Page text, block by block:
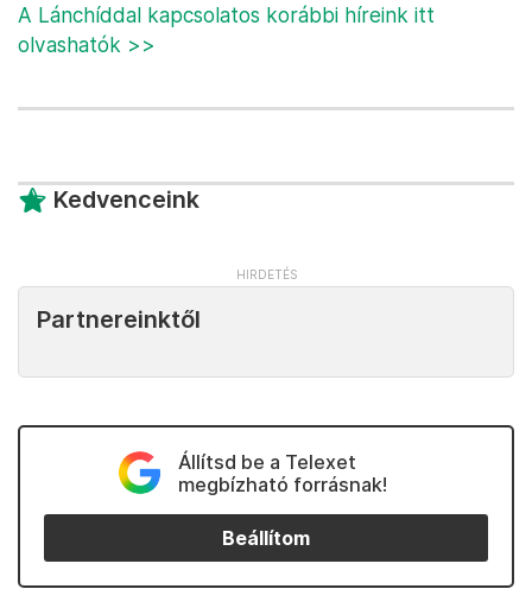
A Lánchíddal kapcsolatos korábbi híreink itt
olvashatók >>
Kedvenceink
Partnereinktől
Állítsd be a Telexet
megbízható forrásnak!
Beállítom